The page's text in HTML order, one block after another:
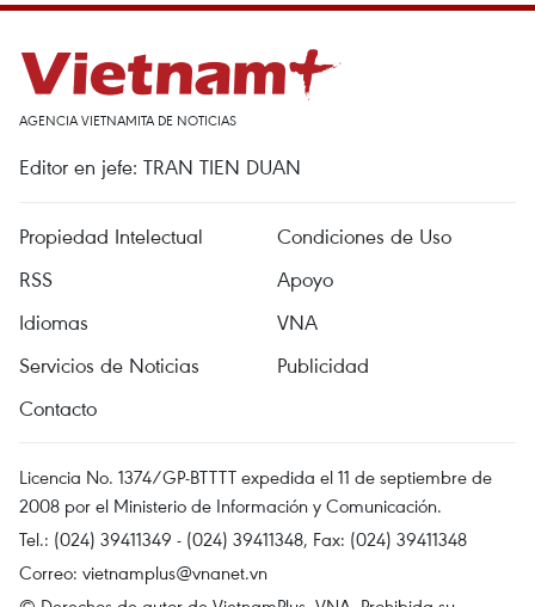
AGENCIA VIETNAMITA DE NOTICIAS
Editor en jefe: TRAN TIEN DUAN
Propiedad Intelectual
Condiciones de Uso
RSS
Apoyo
Idiomas
VNA
Servicios de Noticias
Publicidad
Contacto
Licencia No. 1374/GP-BTTTT expedida el 11 de septiembre de
2008 por el Ministerio de Información y Comunicación.
Tel.: (024) 39411349 - (024) 39411348, Fax: (024) 39411348
Correo: vietnamplus@vnanet.vn